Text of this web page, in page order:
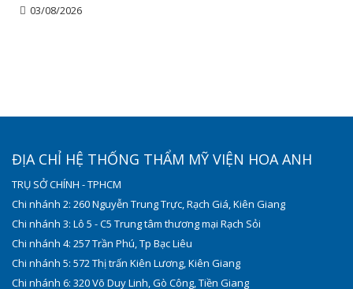
03/08/2026
ĐỊA CHỈ HỆ THỐNG THẨM MỸ VIỆN HOA ANH
TRỤ SỞ CHÍNH - TPHCM
Chi nhánh 2: 260 Nguyễn Trung Trực, Rạch Giá, Kiên Giang
Chi nhánh 3: Lô 5 - C5 Trung tâm thương mại Rạch Sỏi
Chi nhánh 4: 257 Trần Phú, Tp Bạc Liêu
Chi nhánh 5: 572 Thị trấn Kiên Lương, Kiên Giang
Chi nhánh 6: 320 Võ Duy Linh, Gò Công, Tiền Giang